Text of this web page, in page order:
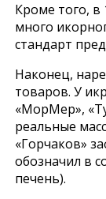
Кроме того, в
много
стандарт
Наконец,
товаров. У
«МорМер»,
реальные
«Горчаков»
обозначил в
печень).